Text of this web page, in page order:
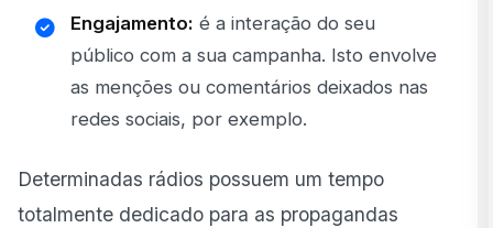
Engajamento: é a interação do seu
público com a sua campanha. Isto envolve
as menções ou comentários deixados nas
redes sociais, por exemplo.
Determinadas rádios possuem um tempo
totalmente dedicado para as propagandas